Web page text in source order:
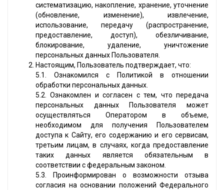
систематизацию, накопление, хранение, уточнение
(обновление, изменение), извлечение,
использование, передачу (распространение,
предоставление, доступ), обезличивание,
блокирование, удаление, уничтожение
персональных данных Пользователя.
Настоящим, Пользователь подтверждает, что:
5.1. Ознакомился с Политикой в отношении
обработки персональных данных.
5.2. Ознакомлен и согласен с тем, что передача
персональных данных Пользователя может
осуществляться Оператором в объеме,
необходимом для получения Пользователем
доступа к Сайту, его содержанию и его сервисам,
третьим лицам, в случаях, когда предоставление
таких данных является обязательным в
соответствии с федеральным законом.
5.3. Проинформирован о возможности отзыва
согласия на основании положений Федерального